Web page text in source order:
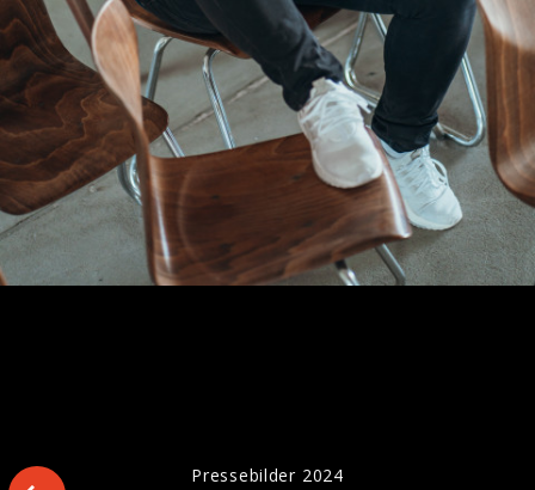
Pressebilder - "Für immer dich" (2024)
Pressebilder 2024